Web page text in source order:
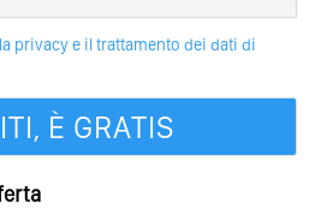
privacy e il trattamento dei dati di